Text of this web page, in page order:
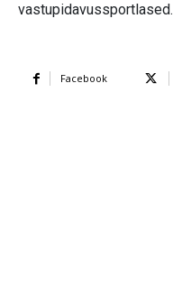
vastupidavussportlased.
Facebook